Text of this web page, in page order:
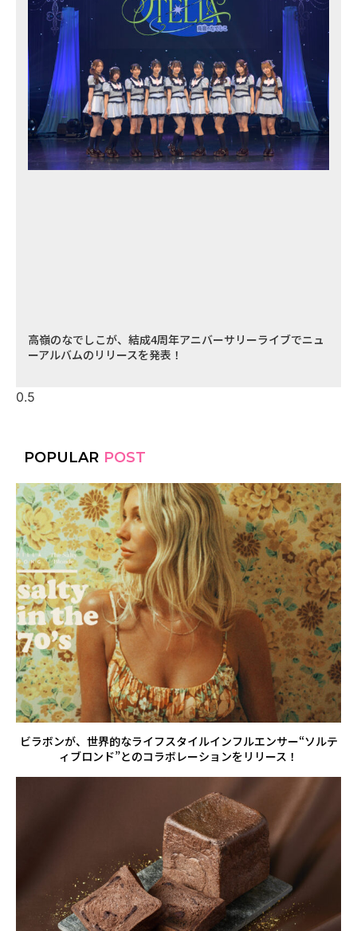
高嶺のなでしこが、結成4周年アニバーサリーライブでニュ
ーアルバムのリリースを発表！
POPULAR POST
ビラボンが、世界的なライフスタイルインフルエンサー“ソルテ
ィブロンド”とのコラボレーションをリリース！